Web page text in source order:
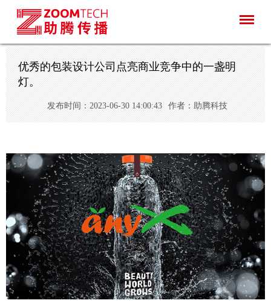
优秀的包装设计公司点亮商业竞争中的一盏明
灯。
发布时间：2023-06-30 14:00:43 作者：助腾科技